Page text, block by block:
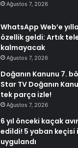
Ağustos 7, 2026
WhatsApp Web’e
özellik geldi: Artık
kalmayacak
Ağustos 7, 2026
Doğanın Kanunu 7.
Star TV Doğanın
tek parça izle!
Ağustos 7, 2026
6 yıl önceki kaçak
edildi! 5 yaban keçisi
uygulandı